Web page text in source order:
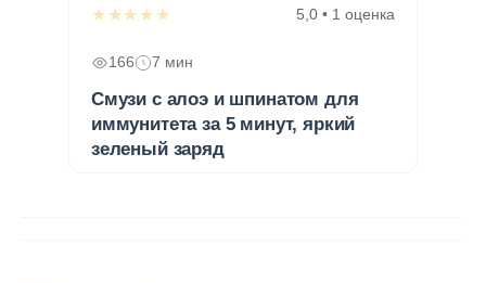
★★★★★ 5,0 • 1 оценка
166 7 мин
Смузи с алоэ и шпинатом для
иммунитета за 5 минут, яркий
зеленый заряд